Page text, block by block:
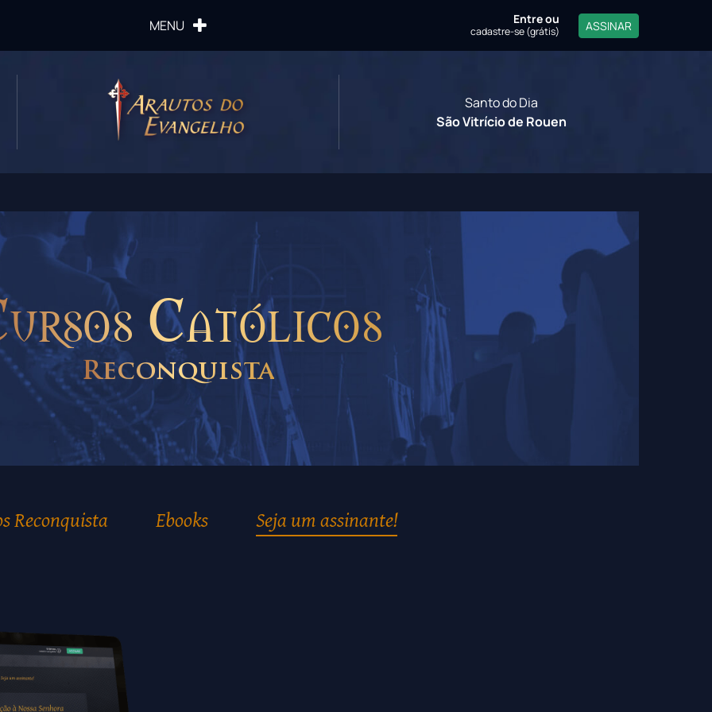
MENU Entreou
cadastre-se (grátis) ASSINAR
Santo do Dia
São Vitrício de Rouen
Católicos
Reconquista
Reconquista Ebooks Seja um assinante!